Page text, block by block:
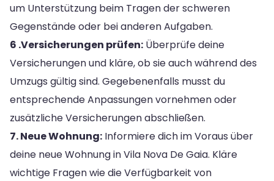
um Unterstützung beim Tragen der schweren
Gegenstände oder bei anderen Aufgaben.
6 .Versicherungen prüfen: Überprüfe deine
Versicherungen und kläre, ob sie auch während des
Umzugs gültig sind. Gegebenenfalls musst du
entsprechende Anpassungen vornehmen oder
zusätzliche Versicherungen abschließen.
7. Neue Wohnung: Informiere dich im Voraus über
deine neue Wohnung in Vila Nova De Gaia. Kläre
wichtige Fragen wie die Verfügbarkeit von